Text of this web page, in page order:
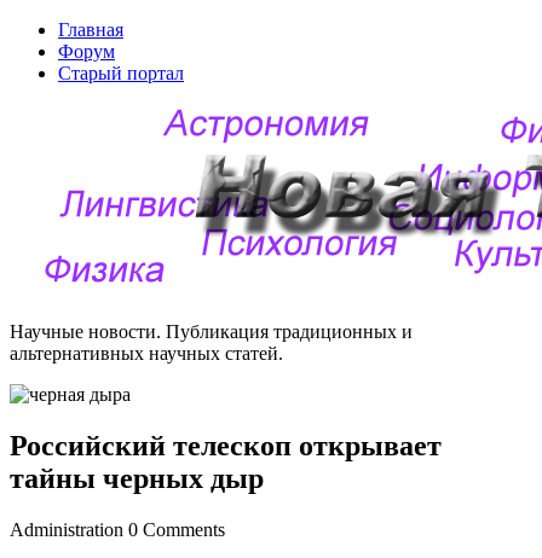
Главная
Форум
Старый портал
Научные новости. Публикация традиционных и
альтернативных научных статей.
Российский телескоп открывает
тайны черных дыр
Administration 0 Comments